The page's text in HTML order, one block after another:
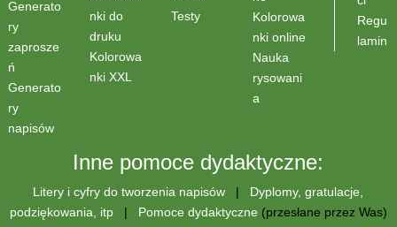
Generato
ry
zaprosze
ń
Generato
ry
napisów
nki do
druku
Kolorowa
nki XXL
Testy
Kolorowa
nki online
Nauka
rysowani
a
Regu
lamin
Inne pomoce dydaktyczne:
Litery i cyfry do tworzenia napisów | Dyplomy, gratulacje,
podziękowania, itp| Pomoce dydaktyczne (przesłane przez Was)